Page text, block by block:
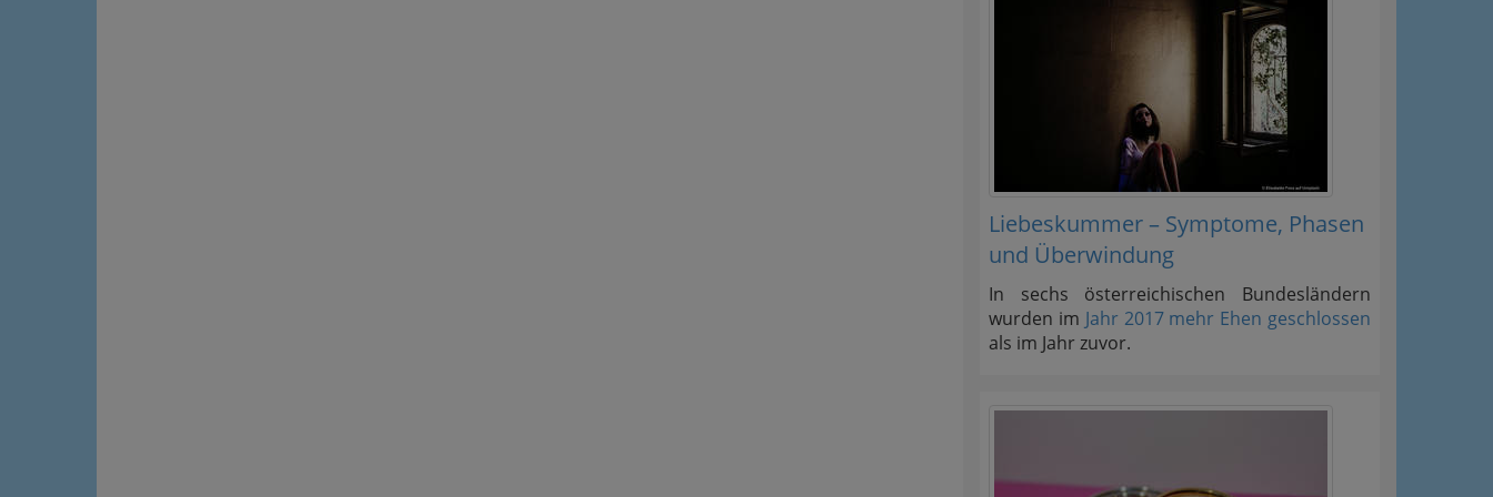
Liebeskummer – Symptome, Phasen
und Überwindung
In sechs österreichischen Bundesländern
wurden im Jahr 2017 mehr Ehen geschlossen
als im Jahr zuvor.